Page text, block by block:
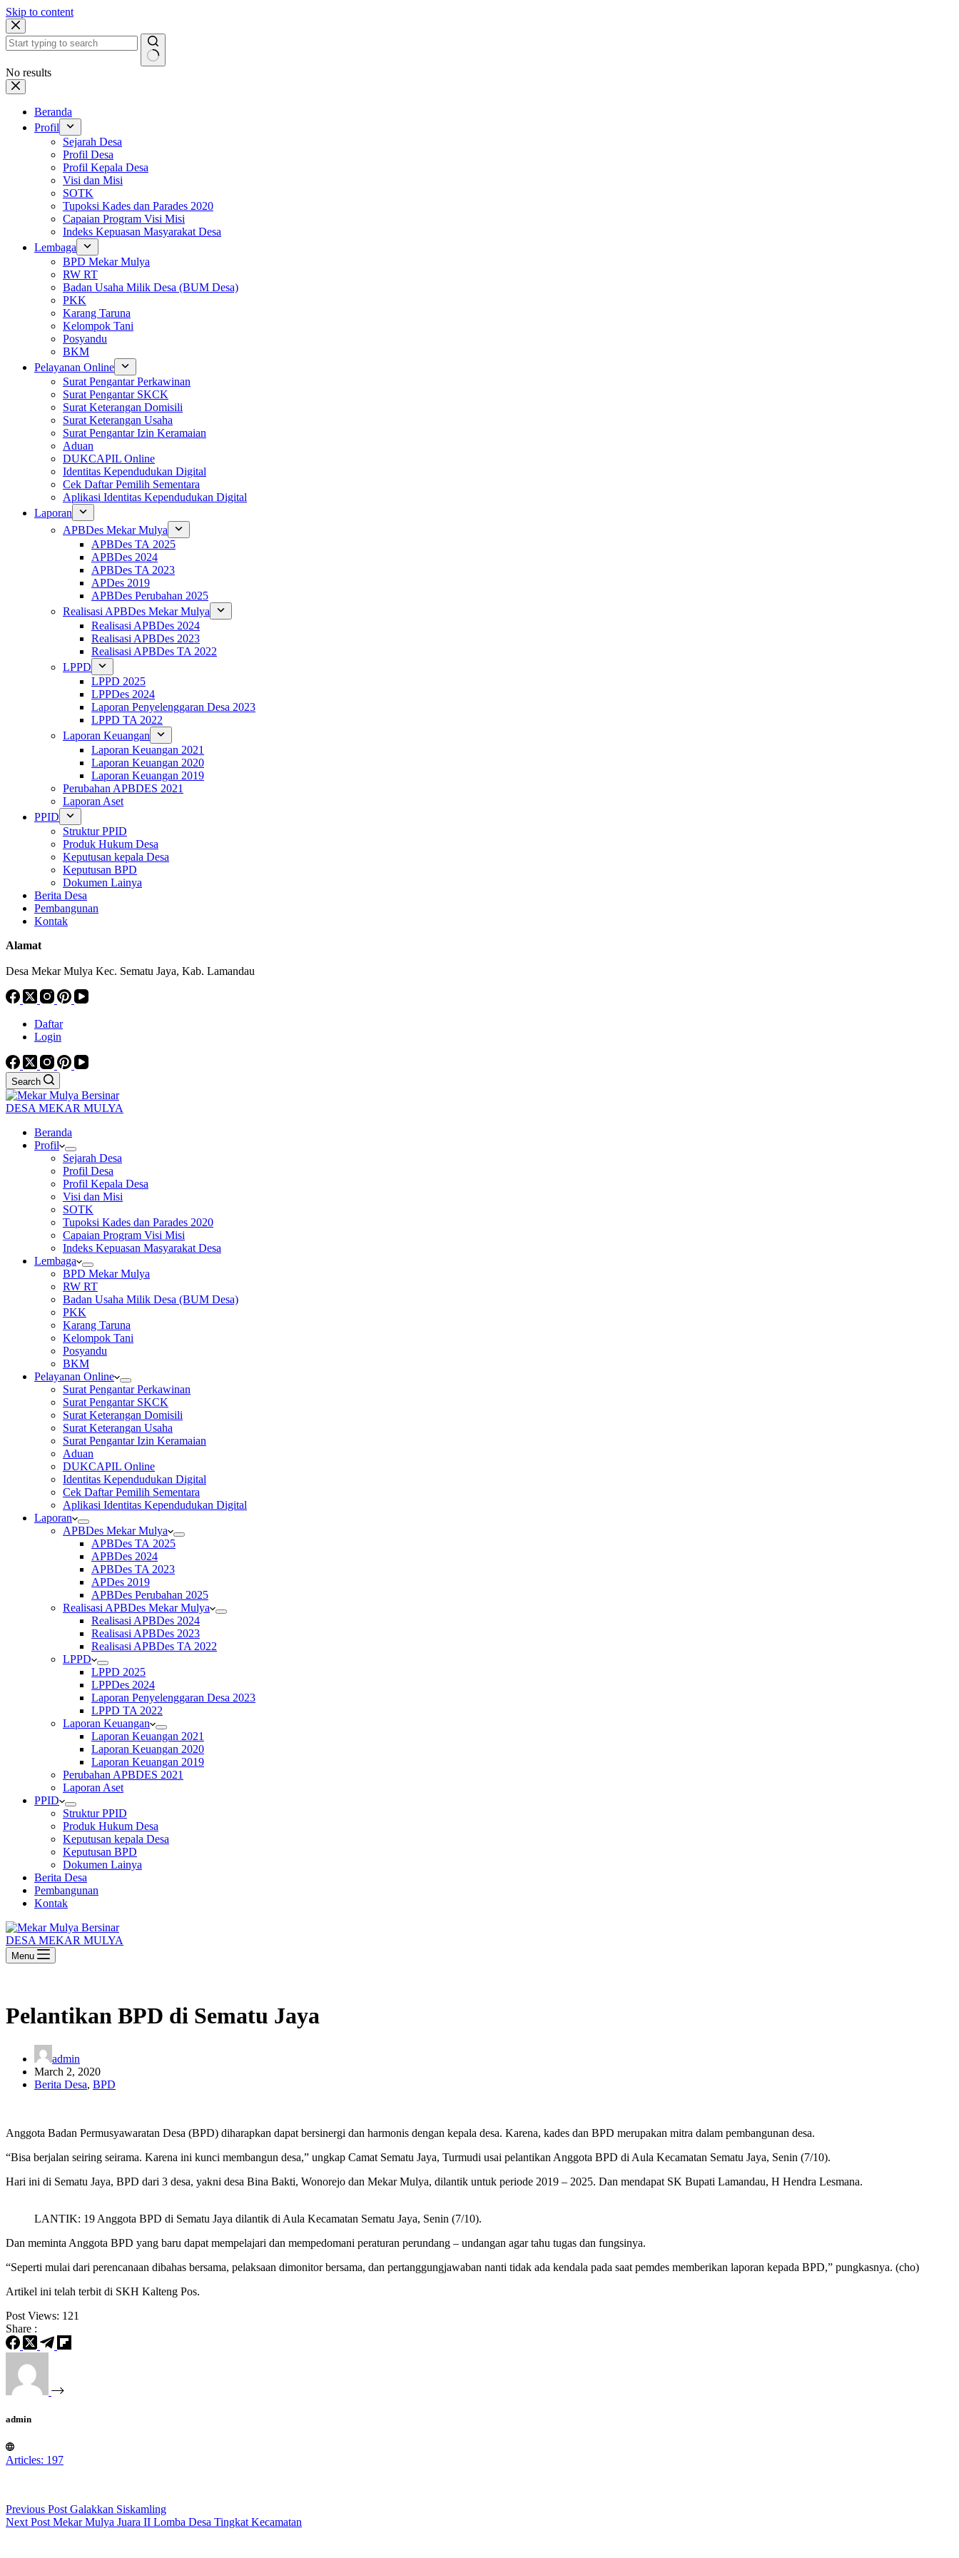
Skip to content
No results
Beranda
Profil
Sejarah Desa
Profil Desa
Profil Kepala Desa
Visi dan Misi
SOTK
Tupoksi Kades dan Parades 2020
Capaian Program Visi Misi
Indeks Kepuasan Masyarakat Desa
Lembaga
BPD Mekar Mulya
RW RT
Badan Usaha Milik Desa (BUM Desa)
PKK
Karang Taruna
Kelompok Tani
Posyandu
BKM
Pelayanan Online
Surat Pengantar Perkawinan
Surat Pengantar SKCK
Surat Keterangan Domisili
Surat Keterangan Usaha
Surat Pengantar Izin Keramaian
Aduan
DUKCAPIL Online
Identitas Kependudukan Digital
Cek Daftar Pemilih Sementara
Aplikasi Identitas Kependudukan Digital
Laporan
APBDes Mekar Mulya
APBDes TA 2025
APBDes 2024
APBDes TA 2023
APDes 2019
APBDes Perubahan 2025
Realisasi APBDes Mekar Mulya
Realisasi APBDes 2024
Realisasi APBDes 2023
Realisasi APBDes TA 2022
LPPD
LPPD 2025
LPPDes 2024
Laporan Penyelenggaran Desa 2023
LPPD TA 2022
Laporan Keuangan
Laporan Keuangan 2021
Laporan Keuangan 2020
Laporan Keuangan 2019
Perubahan APBDES 2021
Laporan Aset
PPID
Struktur PPID
Produk Hukum Desa
Keputusan kepala Desa
Keputusan BPD
Dokumen Lainya
Berita Desa
Pembangunan
Kontak
Alamat
Desa Mekar Mulya Kec. Sematu Jaya, Kab. Lamandau
Daftar
Login
Search
DESA MEKAR MULYA
Beranda
Profil
Sejarah Desa
Profil Desa
Profil Kepala Desa
Visi dan Misi
SOTK
Tupoksi Kades dan Parades 2020
Capaian Program Visi Misi
Indeks Kepuasan Masyarakat Desa
Lembaga
BPD Mekar Mulya
RW RT
Badan Usaha Milik Desa (BUM Desa)
PKK
Karang Taruna
Kelompok Tani
Posyandu
BKM
Pelayanan Online
Surat Pengantar Perkawinan
Surat Pengantar SKCK
Surat Keterangan Domisili
Surat Keterangan Usaha
Surat Pengantar Izin Keramaian
Aduan
DUKCAPIL Online
Identitas Kependudukan Digital
Cek Daftar Pemilih Sementara
Aplikasi Identitas Kependudukan Digital
Laporan
APBDes Mekar Mulya
APBDes TA 2025
APBDes 2024
APBDes TA 2023
APDes 2019
APBDes Perubahan 2025
Realisasi APBDes Mekar Mulya
Realisasi APBDes 2024
Realisasi APBDes 2023
Realisasi APBDes TA 2022
LPPD
LPPD 2025
LPPDes 2024
Laporan Penyelenggaran Desa 2023
LPPD TA 2022
Laporan Keuangan
Laporan Keuangan 2021
Laporan Keuangan 2020
Laporan Keuangan 2019
Perubahan APBDES 2021
Laporan Aset
PPID
Struktur PPID
Produk Hukum Desa
Keputusan kepala Desa
Keputusan BPD
Dokumen Lainya
Berita Desa
Pembangunan
Kontak
DESA MEKAR MULYA
Menu
Pelantikan BPD di Sematu Jaya
admin
March 2, 2020
Berita Desa, BPD
Anggota Badan Permusyawaratan Desa (BPD) diharapkan dapat bersinergi dan harmonis dengan kepala desa. Karena, kades dan BPD merupakan mitra dalam pembangunan desa.
“Bisa berjalan seiring seirama. Karena ini kunci membangun desa,” ungkap Camat Sematu Jaya, Turmudi usai pelantikan Anggota BPD di Aula Kecamatan Sematu Jaya, Senin (7/10).
Hari ini di Sematu Jaya, BPD dari 3 desa, yakni desa Bina Bakti, Wonorejo dan Mekar Mulya, dilantik untuk periode 2019 – 2025. Dan mendapat SK Bupati Lamandau, H Hendra Lesmana.
LANTIK: 19 Anggota BPD di Sematu Jaya dilantik di Aula Kecamatan Sematu Jaya, Senin (7/10).
Dan meminta Anggota BPD yang baru dapat mempelajari dan mempedomani peraturan perundang – undangan agar tahu tugas dan fungsinya.
“Seperti mulai dari perencanaan dibahas bersama, pelaksaan dimonitor bersama, dan pertanggungjawaban nanti tidak ada kendala pada saat pemdes memberikan laporan kepada BPD,” pungkasnya. (cho)
Artikel ini telah terbit di SKH Kalteng Pos.
Post Views: 121
Share :
admin
Articles: 197
Previous Post Galakkan Siskamling
Next Post Mekar Mulya Juara II Lomba Desa Tingkat Kecamatan